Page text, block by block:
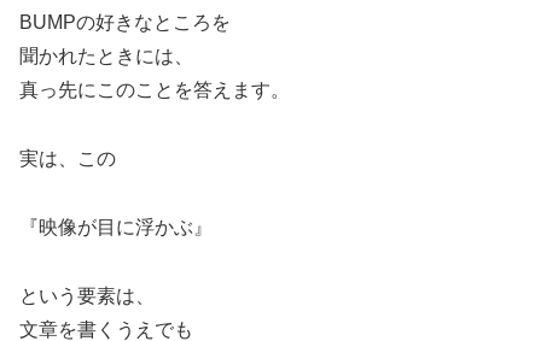
BUMPの好きなところを
聞かれたときには、
真っ先にこのことを答えます。
実は、この
『映像が目に浮かぶ』
という要素は、
文章を書くうえでも